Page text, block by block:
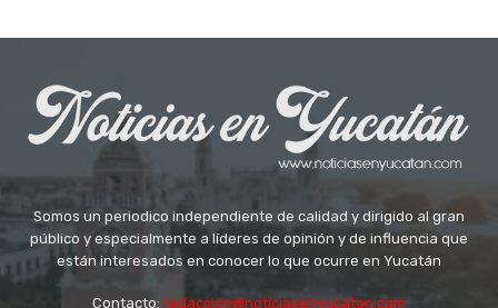
Somos un periodico independiente de calidad y dirigido al gran
público y especialmente a líderes de opinión y de influencia que
están interesados en conocer lo que ocurre en Yucatán
Contacto: redaccion@noticiasenyucatan.com